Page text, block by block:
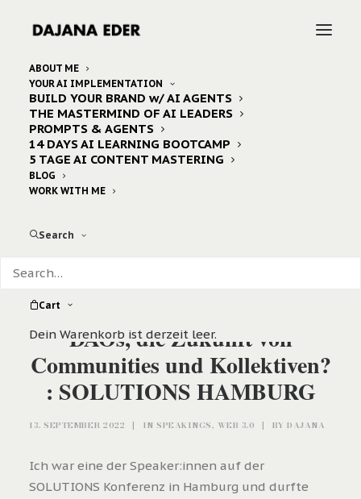
ABOUT ME
YOUR AI IMPLEMENTATION
BUILD YOUR BRAND w/ AI AGENTS
THE MASTERMIND OF AI LEADERS
PROMPTS & AGENTS
14 DAYS AI LEARNING BOOTCAMP
5 TAGE AI CONTENT MASTERING
BLOG
WORK WITH ME
Search
Cart
Dein Warenkorb ist derzeit leer.
DAOs, die Zukunft von
Communities und Kollektiven?
: SOLUTIONS HAMBURG
13. SEPTEMBER 2022 | IN SPEAKINGS, WEB 3.0 | BY DAJANA
Ich war eine der Speaker:innen auf der
SOLUTIONS Konferenz in Hamburg und durfte